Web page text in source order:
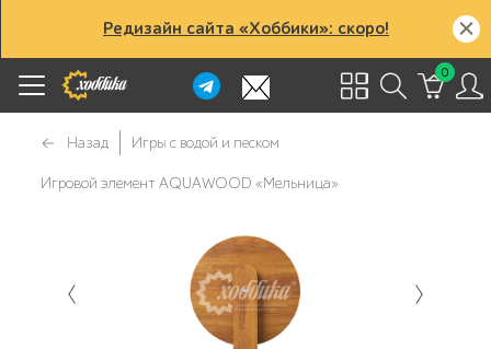
Редизайн сайта «Хоббики»: скоро!
0
Назад Игры с водой и песком
Игровой элемент AQUAWOOD «Мельница»